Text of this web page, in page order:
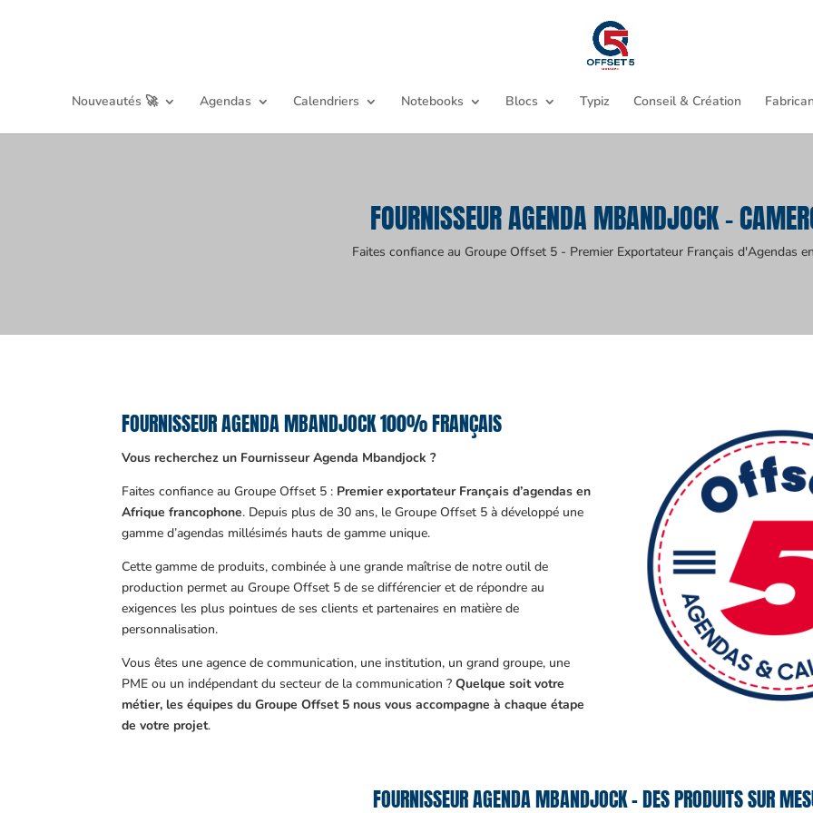
Nouveautés 🚀 Agendas Calendriers Notebooks Blocs Typiz Conseil & Création
FOURNISSEUR AGENDA MBANDJOCK -
Faites confiance au Groupe Offset 5 - Premier Exportateur Français d'Agendas
FOURNISSEUR AGENDA MBANDJOCK 100% FRANÇAIS
Vous recherchez un Fournisseur Agenda Mbandjock ?
Faites confiance au Groupe Offset 5 : Premier exportateur Français d’agendas en
Afrique francophone. Depuis plus de 30 ans, le Groupe Offset 5 à développé une
gamme d’agendas millésimés hauts de gamme unique.
Cette gamme de produits, combinée à une grande maîtrise de notre outil de
production permet au Groupe Offset 5 de se différencier et de répondre au
exigences les plus pointues de ses clients et partenaires en matière de
personnalisation.
Vous êtes une agence de communication, une institution, un grand groupe, une
PME ou un indépendant du secteur de la communication ?Quelque soit votre
métier, les équipes du Groupe Offset 5 nous vous accompagne à chaque étape
de votre projet.
FOURNISSEUR AGENDA MBANDJOCK – DES PRODUITS SUR